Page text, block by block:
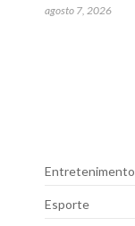
agosto 7, 2026
Entretenimento
Esporte